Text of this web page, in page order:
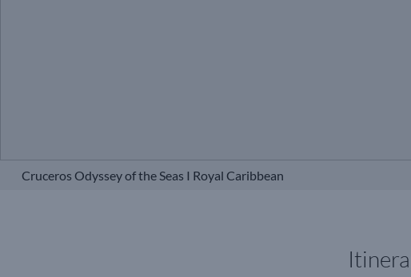
Cruceros Odyssey of the Seas I Royal Caribbean